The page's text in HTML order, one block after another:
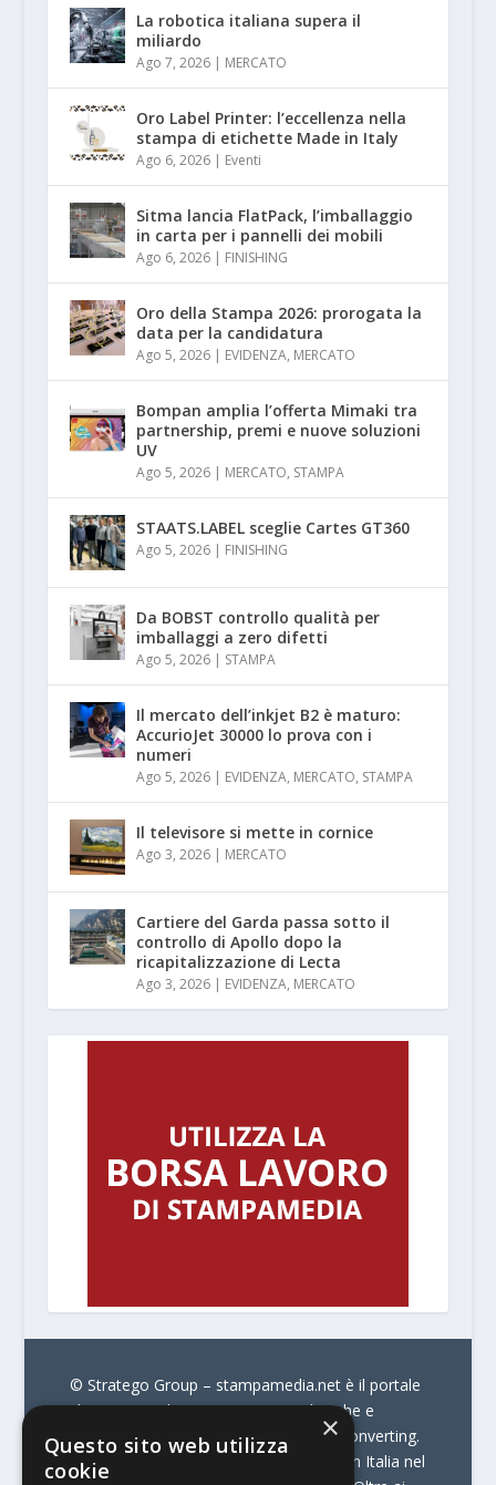
La robotica italiana supera il
miliardo
Ago 7, 2026| MERCATO
Oro Label Printer: l’eccellenza nella
stampa di etichette Made in Italy
Ago 6, 2026| Eventi
Sitma lancia FlatPack, l’imballaggio
in carta per i pannelli dei mobili
Ago 6, 2026| FINISHING
Oro della Stampa 2026: prorogata la
data per la candidatura
Ago 5, 2026| EVIDENZA, MERCATO
Bompan amplia l’offerta Mimaki tra
partnership, premi e nuove soluzioni
UV
Ago 5, 2026| MERCATO, STAMPA
STAATS.LABEL sceglie Cartes GT360
Ago 5, 2026| FINISHING
Da BOBST controllo qualità per
imballaggi a zero difetti
Ago 5, 2026| STAMPA
Il mercato dell’inkjet B2 è maturo:
AccurioJet 30000 lo prova con i
numeri
Ago 5, 2026| EVIDENZA, MERCATO, STAMPA
Il televisore si mette in cornice
Ago 3, 2026| MERCATO
Cartiere del Garda passa sotto il
controllo di Apollo dopo la
ricapitalizzazione di Lecta
Ago 3, 2026| EVIDENZA, MERCATO
© Stratego Group – stampamedia.net è il portale
che racconta le innovazioni tecnologiche e
l’attualità delle aziende di stampa e di converting.
È il portale di riferimento per chi opera in Italia nel
×
Questo sito web utilizza
cookie